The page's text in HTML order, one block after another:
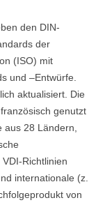
den DIN-
der
(ISO) mit
und –Entwürfe.
aktualisiert. Die
genutzt
aus 28 Ländern,
Richtlinien
internationale (z.
von